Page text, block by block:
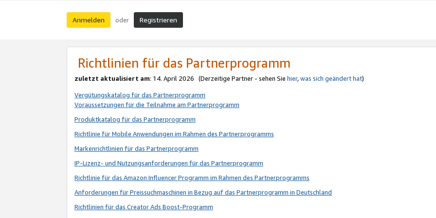
Anmelden oder Registrieren
Richtlinien für das Partnerprogramm
zuletzt aktualisiert am: 14. April 2026 (Derzeitige Partner - sehen Sie hier,was sich geändert hat)
Vergütungskatalog für das Partnerprogramm
Voraussetzungen für die Teilnahme am Partnerprogramm
Produktkatalog für das Partnerprogramm
Richtlinie für Mobile Anwendungen im Rahmen des Partnerprogramms
Markenrichtlinien für das Partnerprogramm
IP-Lizenz- und Nutzungsanforderungen für das Partnerprogramm
Richtlinie für das Amazon Influencer Programm im Rahmen des Partnerprogramms
Anforderungen für Preissuchmaschinen in Bezug auf das Partnerprogramm in Deutschland
Richtlinien für das Creator Ads Boost-Programm